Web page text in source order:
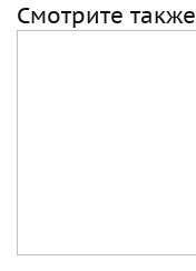
Смотрите также